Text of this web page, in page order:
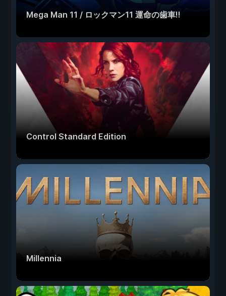
Mega Man 11 / ロックマン11 運命の歯車!!
Control Standard Edition
Millennia